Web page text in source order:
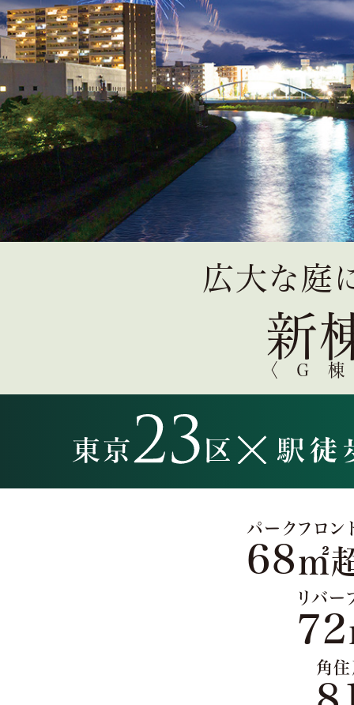
広大な庭
新
〈G
パークフロン
68㎡
リバー
72
角